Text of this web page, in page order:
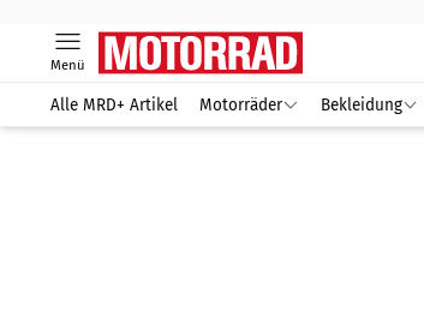
Menü
Alle MRD+ Artikel Motorräder Bekleidung